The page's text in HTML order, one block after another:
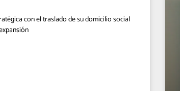
con el traslado de su domicilio social